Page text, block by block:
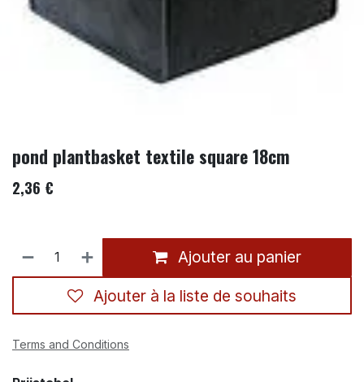
pond plantbasket textile square 18cm
2,36 €
Ajouter au panier
Ajouter à la liste de souhaits
Terms and Conditions